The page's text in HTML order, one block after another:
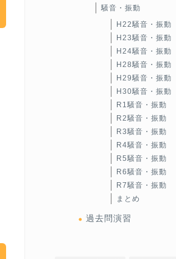
騒音・振動
H22騒音・振動
H23騒音・振動
H24騒音・振動
H28騒音・振動
H29騒音・振動
H30騒音・振動
R1騒音・振動
R2騒音・振動
R3騒音・振動
R4騒音・振動
R5騒音・振動
R6騒音・振動
R7騒音・振動
まとめ
過去問演習